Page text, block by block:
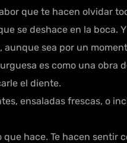
que te hacen olvidar
se deshace en la boca.
sea por un
es como una obra
el diente.
ensaladas frescas, o
hace. Te hacen sentir